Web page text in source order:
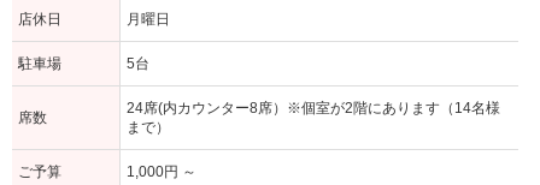
店休日 月曜日
駐車場 5台
席数
24席(内カウンター8席）※個室が2階にあります（14名様
まで）
ご予算 1,000円 ～